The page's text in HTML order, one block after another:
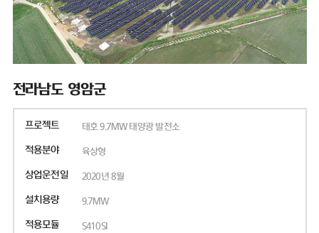
전라남도 영암군
프로젝트 태호 9.7MW 태양광 발전소
적용분야 육상형
상업운전일 2020년 8월
설치용량 9.7MW
적용모듈 S410SI